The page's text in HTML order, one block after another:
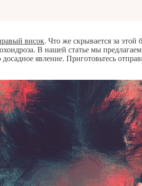
висок. Что же скрывается за
В нашей статье мы
явление. Приготовьтесь